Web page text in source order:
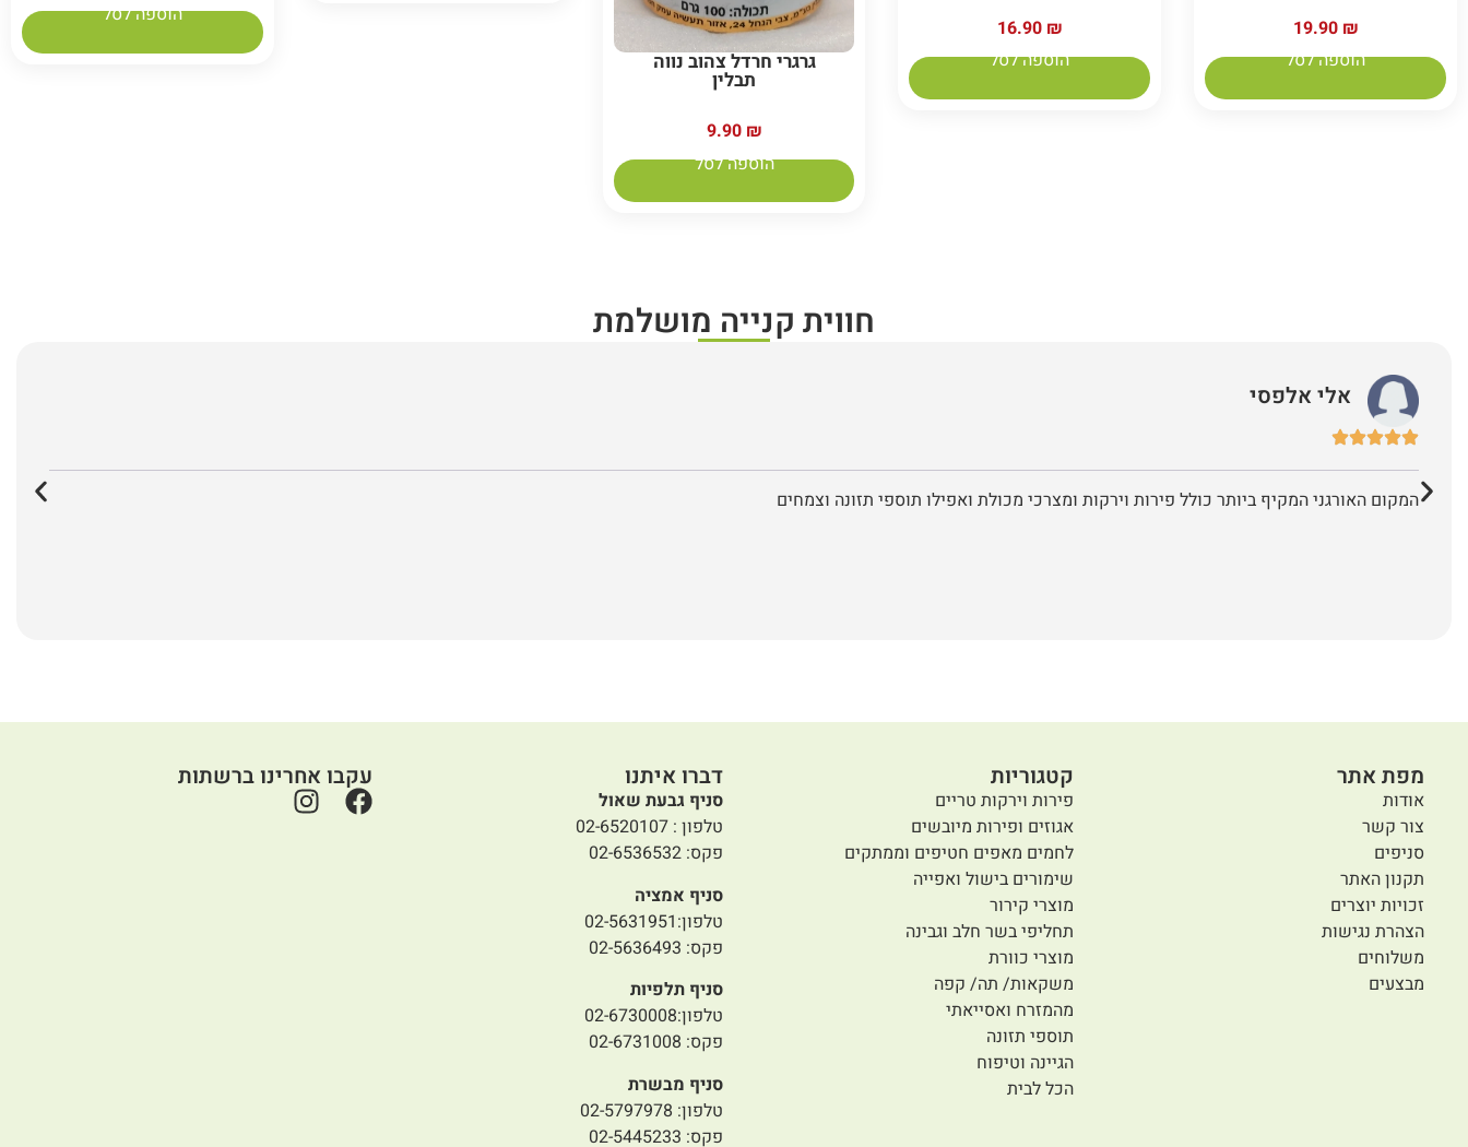
19.90 ₪
הוספה לסל
16.90 ₪
הוספה לסל
גרגרי חרדל צהוב נווה
תבלין
9.90 ₪
הוספה לסל
הוספה לסל
חווית קנייה מושלמת
אלי אלפסי
המקום האורגני המקיף ביותר כולל פירות וירקות ומצרכי מכולת ואפילו תוספי תזונה וצמחים
מפת אתר
אודות
צור קשר
סניפים
תקנון האתר
זכויות יוצרים
הצהרת נגישות
משלוחים
מבצעים
קטגוריות
פירות וירקות טריים
אגוזים ופירות מיובשים
לחמים מאפים חטיפים וממתקים
שימורים בישול ואפייה
מוצרי קירור
תחליפי בשר חלב וגבינה
מוצרי כוורת
משקאות/ תה/ קפה
מהמזרח ואסייאתי
תוספי תזונה
הגיינה וטיפוח
הכל לבית
דברו איתנו
סניף גבעת שאול
טלפון : 02-6520107
פקס: 02-6536532
סניף אמציה
טלפון:02-5631951
פקס: 02-5636493
סניף תלפיות
טלפון:02-6730008
פקס: 02-6731008
סניף מבשרת
טלפון: 02-5797978
פקס: 02-5445233
עקבו אחרינו ברשתות